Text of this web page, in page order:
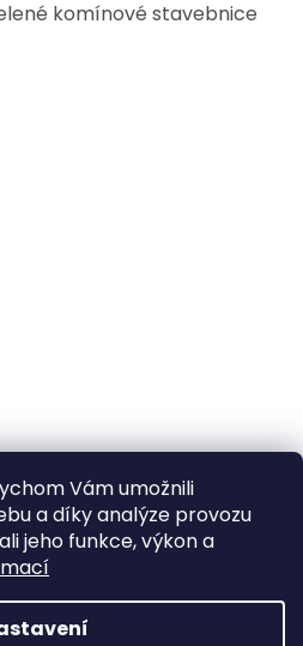
Vám umožnili
a díky analýze provozu
jeho funkce, výkon a
komínové stavebnice
Vytvořil Shoptet